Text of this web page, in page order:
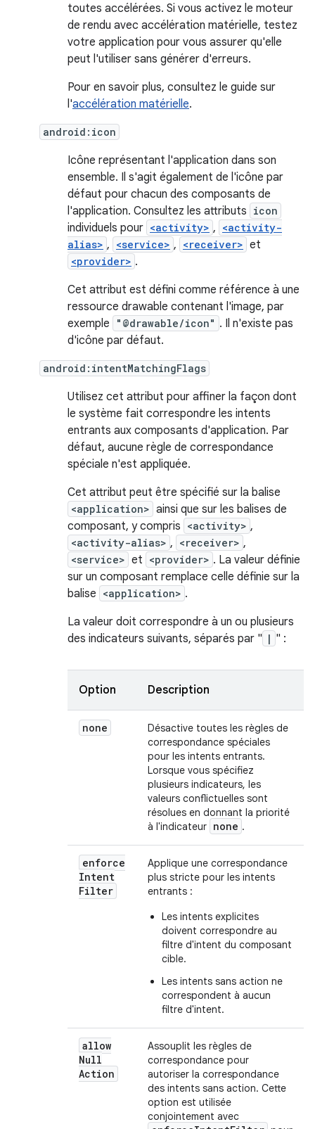
toutes accélérées. Si vous activez le moteur
de rendu avec accélération matérielle, testez
votre application pour vous assurer qu'elle
peut l'utiliser sans générer d'erreurs.
Pour en savoir plus, consultez le guide sur
l'accélération matérielle.
android:icon
Icône représentant l'application dans son
ensemble. Il s'agit également de l'icône par
défaut pour chacun des composants de
l'application. Consultez les attributs icon
individuels pour <activity> , <activity-
alias> , <service> , <receiver> et
<provider> .
Cet attribut est défini comme référence à une
ressource drawable contenant l'image, par
exemple
"@drawable/icon" . Il n'existe pas
d'icône par défaut.
android:intentMatchingFlags
Utilisez cet attribut pour affiner la façon dont
le système fait correspondre les intents
entrants aux composants d'application. Par
défaut, aucune règle de correspondance
spéciale n'est appliquée.
Cet attribut peut être spécifié sur la balise
<application> ainsi que sur les balises de
composant, y compris <activity> ,
<activity-alias> , <receiver> ,
<service> et <provider> . La valeur définie
sur un composant remplace celle définie sur la
balise <application> .
La valeur doit correspondre à un ou plusieurs
des indicateurs suivants, séparés par " | " :
Option Description
none
Désactive toutes les règles de
correspondance spéciales
pour les intents entrants.
Lorsque vous spécifiez
plusieurs indicateurs, les
valeurs conflictuelles sont
résolues en donnant la priorité
à l'indicateur none .
enforce
Intent
Filter
Applique une correspondance
plus stricte pour les intents
entrants :
Les intents explicites
doivent correspondre au
filtre d'intent du composant
cible.
Les intents sans action ne
correspondent à aucun
filtre d'intent.
allow
Null
Action
Assouplit les règles de
correspondance pour
autoriser la correspondance
des intents sans action. Cette
option est utilisée
conjointement avec